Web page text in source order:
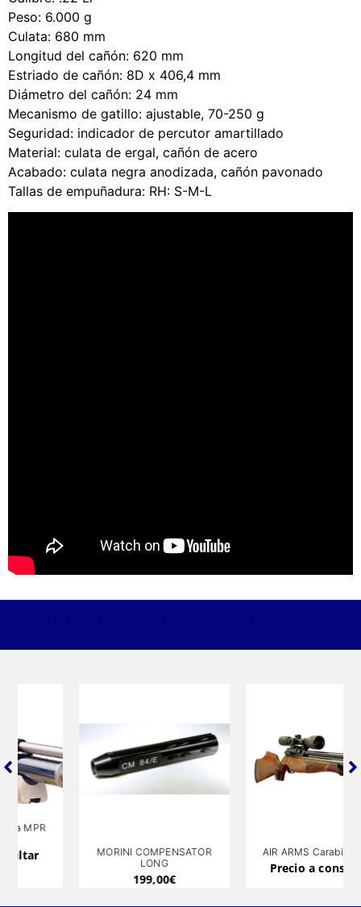
Peso: 6.000 g
Culata: 680 mm
Longitud del cañón: 620 mm
Estriado de cañón: 8D x 406,4 mm
Diámetro del cañón: 24 mm
Mecanismo de gatillo: ajustable, 70-250 g
Seguridad: indicador de percutor amartillado
Material: culata de ergal, cañón de acero
Acabado: culata negra anodizada, cañón pavonado
Tallas de empuñadura: RH: S-M-L
MORINI COMPENSATOR
AIR ARMS Carabina S510
Precio a consultar